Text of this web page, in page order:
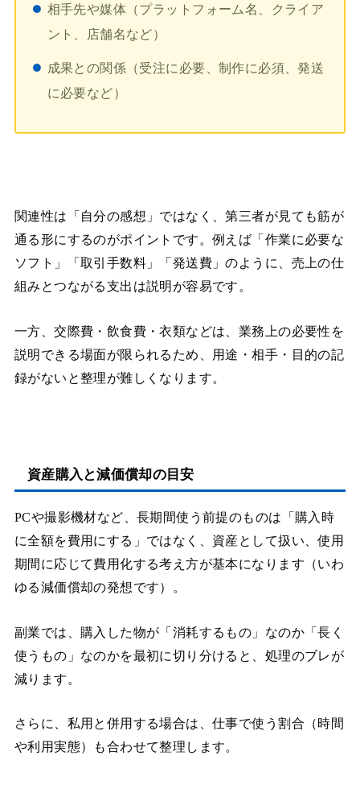
相手先や媒体（プラットフォーム名、クライア
ント、店舗名など）
成果との関係（受注に必要、制作に必須、発送
に必要など）
関連性は「自分の感想」ではなく、第三者が見ても筋が
通る形にするのがポイントです。例えば「作業に必要な
ソフト」「取引手数料」「発送費」のように、売上の仕
組みとつながる支出は説明が容易です。
一方、交際費・飲食費・衣類などは、業務上の必要性を
説明できる場面が限られるため、用途・相手・目的の記
録がないと整理が難しくなります。
資産購入と減価償却の目安
PCや撮影機材など、長期間使う前提のものは「購入時
に全額を費用にする」ではなく、資産として扱い、使用
期間に応じて費用化する考え方が基本になります（いわ
ゆる減価償却の発想です）。
副業では、購入した物が「消耗するもの」なのか「長く
使うもの」なのかを最初に切り分けると、処理のブレが
減ります。
さらに、私用と併用する場合は、仕事で使う割合（時間
や利用実態）も合わせて整理します。